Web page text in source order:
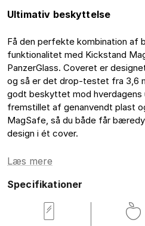
Ultimativ beskyttelse
Få den perfekte kombination af
funktionalitet med Kickstand
PanzerGlass. Coveret er
og så er det drop-testet fra 3,6
godt beskyttet mod hverdagens
fremstillet af genanvendt plast
MagSafe, så du både får
design i ét cover.
Læs mere
Specifikationer